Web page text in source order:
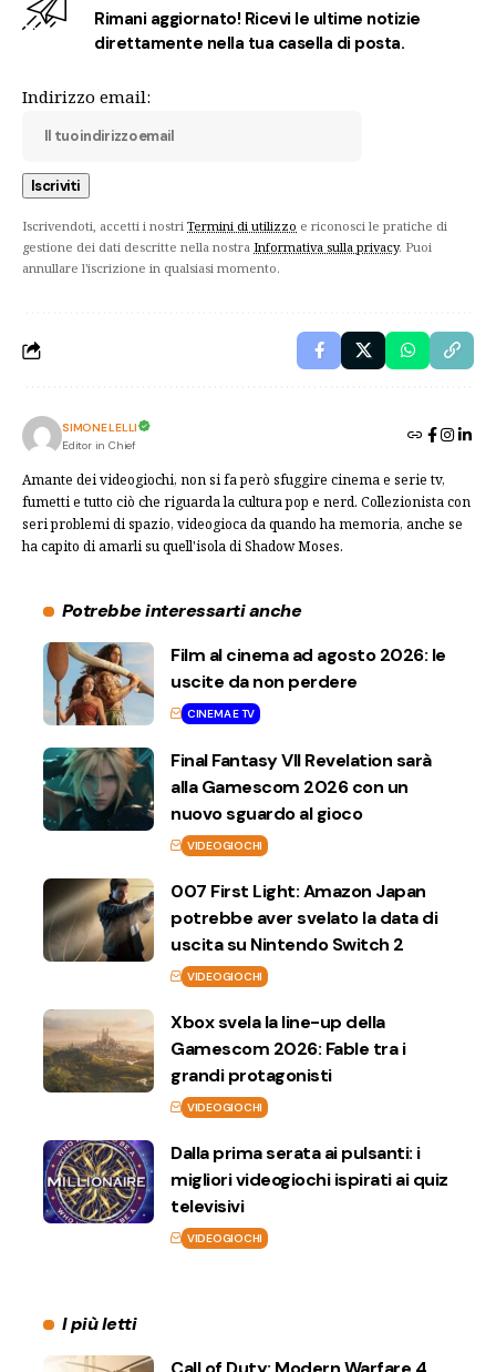
Rimani aggiornato! Ricevi le ultime notizie
direttamente nella tua casella di posta.
Indirizzo email:
Iscrivendoti, accetti i nostri Termini di utilizzo e riconosci le pratiche di
gestione dei dati descritte nella nostra Informativa sulla privacy. Puoi
annullare l'iscrizione in qualsiasi momento.
SIMONE LELLI
Editor in Chief
Amante dei videogiochi, non si fa però sfuggire cinema e serie tv,
fumetti e tutto ciò che riguarda la cultura pop e nerd. Collezionista con
seri problemi di spazio, videogioca da quando ha memoria, anche se
ha capito di amarli su quell'isola di Shadow Moses.
Potrebbe interessarti anche
Film al cinema ad agosto 2026: le
uscite da non perdere
CINEMA E TV
Final Fantasy VII Revelation sarà
alla Gamescom 2026 con un
nuovo sguardo al gioco
VIDEOGIOCHI
007 First Light: Amazon Japan
potrebbe aver svelato la data di
uscita su Nintendo Switch 2
VIDEOGIOCHI
Xbox svela la line-up della
Gamescom 2026: Fable tra i
grandi protagonisti
VIDEOGIOCHI
Dalla prima serata ai pulsanti: i
migliori videogiochi ispirati ai quiz
televisivi
VIDEOGIOCHI
I più letti